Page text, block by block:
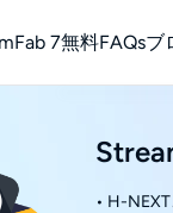
7無料
無料で
FAQsブ
• H-